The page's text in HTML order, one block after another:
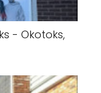
- Okotoks,